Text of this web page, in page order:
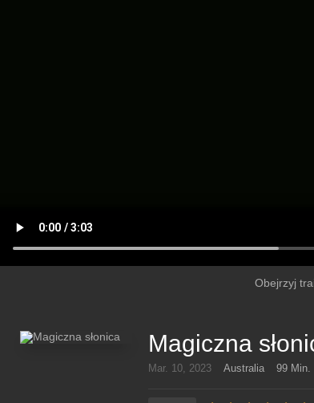
Obejrzyj
Magiczna
Mar. 10, 2023 Australia 99 Min.